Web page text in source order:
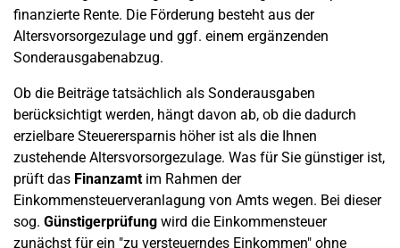
finanzierte Rente. Die Förderung besteht aus der
Altersvorsorgezulage und ggf. einem ergänzenden
Sonderausgabenabzug.
Ob die Beiträge tatsächlich als Sonderausgaben
berücksichtigt werden, hängt davon ab, ob die dadurch
erzielbare Steuerersparnis höher ist als die Ihnen
zustehende Altersvorsorgezulage. Was für Sie günstiger ist,
prüft das Finanzamtim Rahmen der
Einkommensteuerveranlagung von Amts wegen. Bei dieser
sog. Günstigerprüfung wird die Einkommensteuer
zunächst für ein "zu versteuerndes Einkommen" ohne